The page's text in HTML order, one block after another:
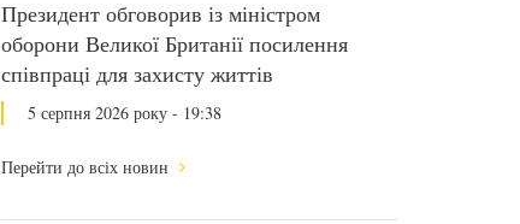
Президент обговорив із міністром
оборони Великої Британії посилення
співпраці для захисту життів
5 серпня 2026 року - 19:38
Перейти до всіх новин